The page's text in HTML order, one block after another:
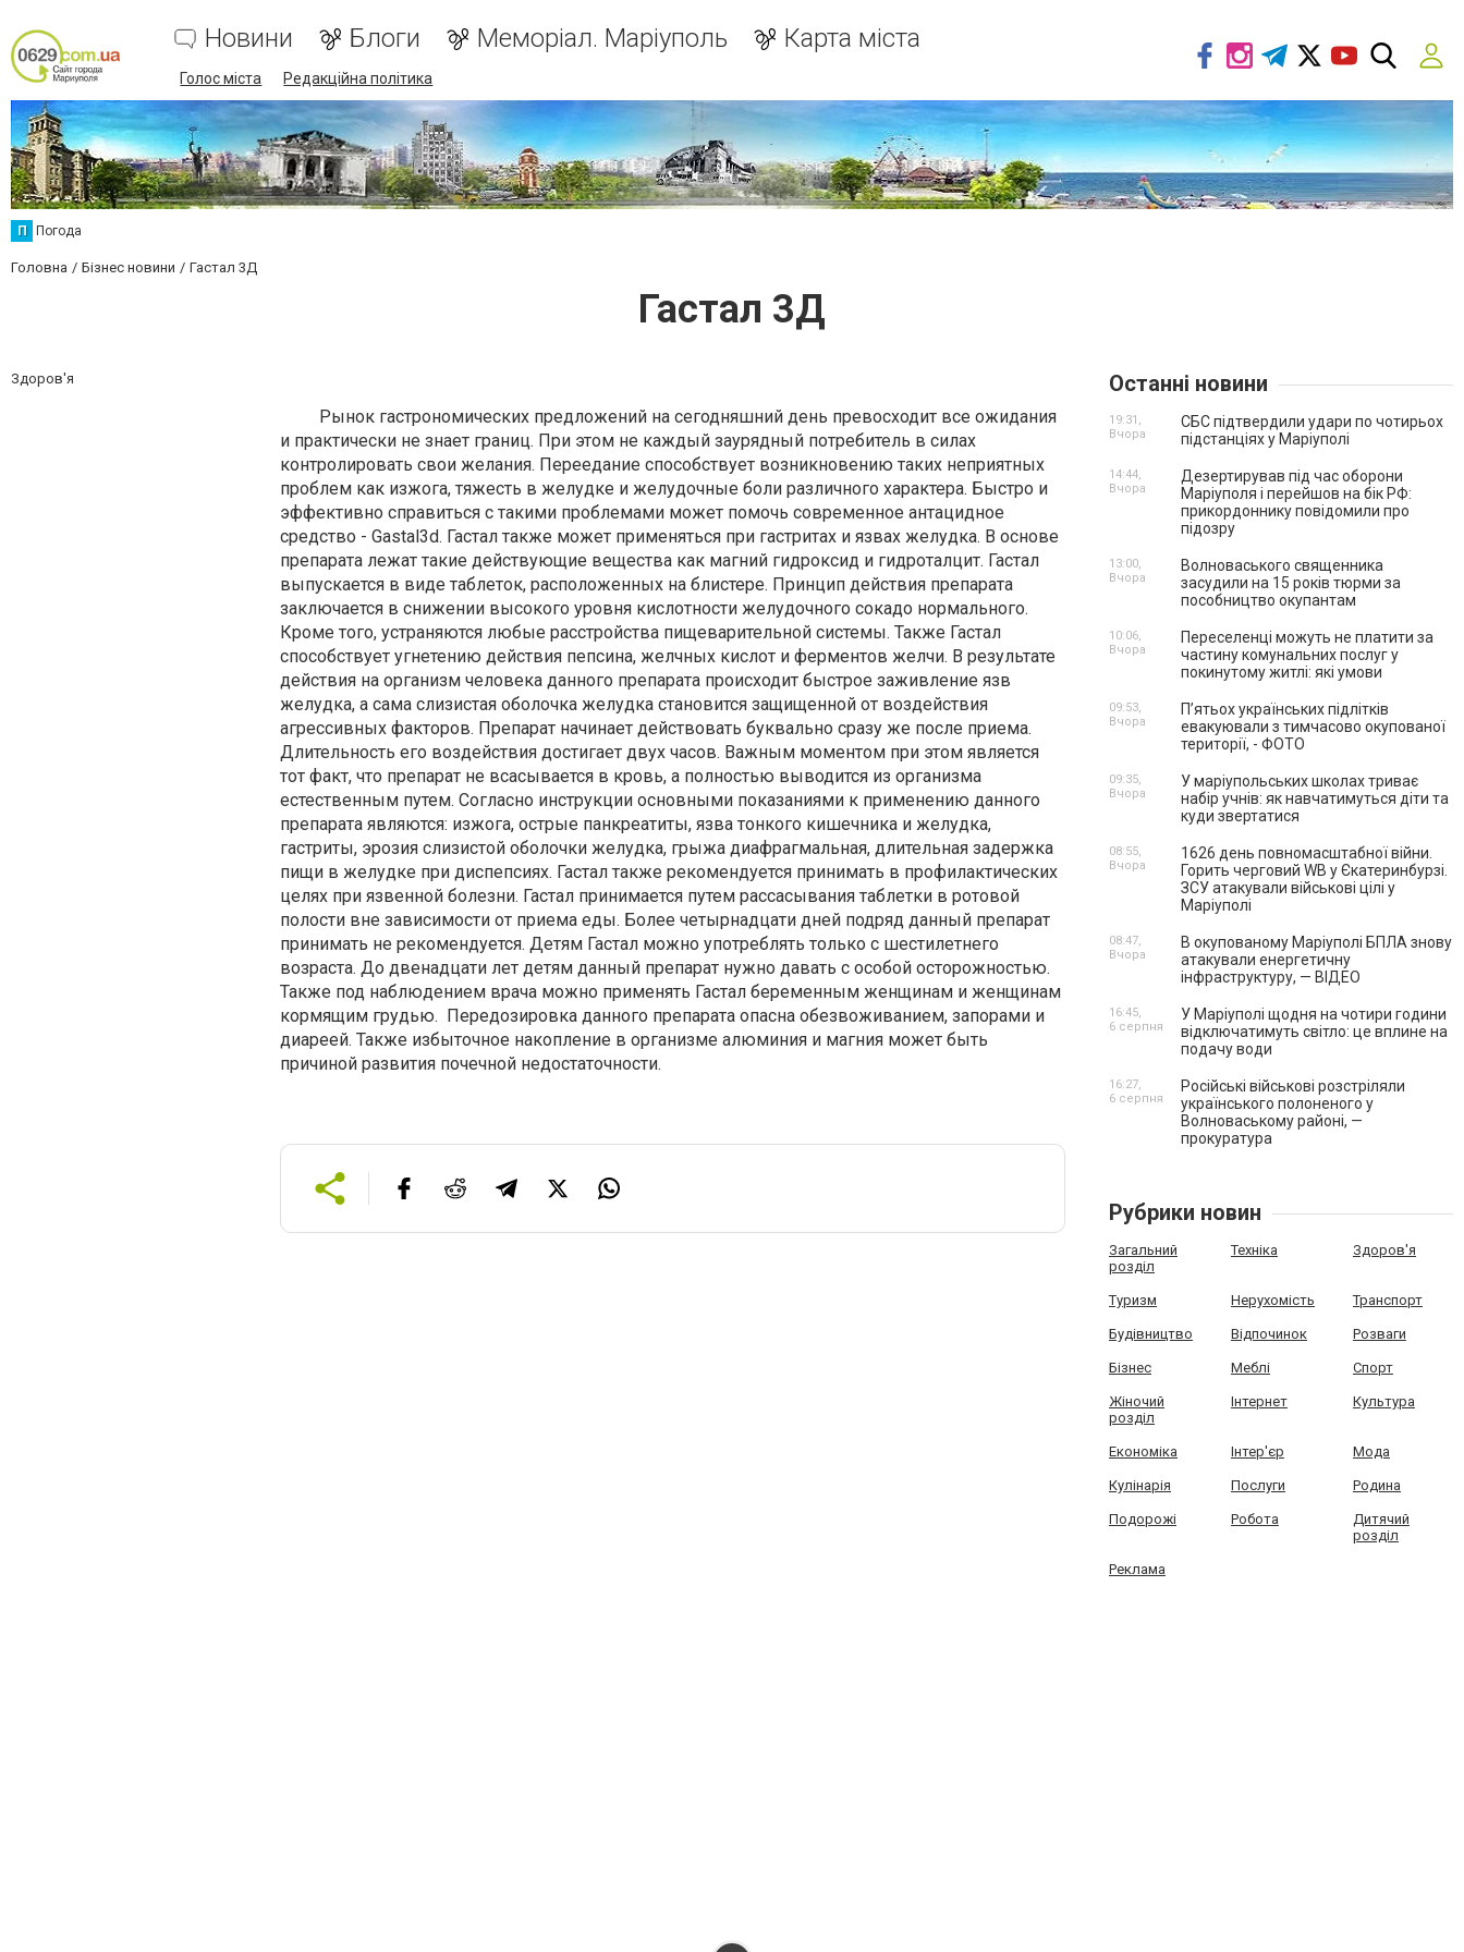
Новини Блоги Меморіал. Маріуполь Карта міста
Голос міста Редакційна політика
П Погода
Головна Бізнес новини Гастал 3Д
Гастал 3Д
Здоров'я
Рынок гастрономических предложений на сегодняшний день превосходит все ожидания
и практически не знает границ. При этом не каждый заурядный потребитель в силах
контролировать свои желания. Переедание способствует возникновению таких неприятных
проблем как изжога, тяжесть в желудке и желудочные боли различного характера. Быстро и
эффективно справиться с такими проблемами может помочь современное антацидное
средство - Gastal3d. Гастал также может применяться при гастритах и язвах желудка. В основе
препарата лежат такие действующие вещества как магний гидроксид и гидроталцит. Гастал
выпускается в виде таблеток, расположенных на блистере. Принцип действия препарата
заключается в снижении высокого уровня кислотности желудочного сокадо нормального.
Кроме того, устраняются любые расстройства пищеварительной системы. Также Гастал
способствует угнетению действия пепсина, желчных кислот и ферментов желчи. В результате
действия на организм человека данного препарата происходит быстрое заживление язв
желудка, а сама слизистая оболочка желудка становится защищенной от воздействия
агрессивных факторов. Препарат начинает действовать буквально сразу же после приема.
Длительность его воздействия достигает двух часов. Важным моментом при этом является
тот факт, что препарат не всасывается в кровь, а полностью выводится из организма
естественным путем. Согласно инструкции основными показаниями к применению данного
препарата являются: изжога, острые панкреатиты, язва тонкого кишечника и желудка,
гастриты, эрозия слизистой оболочки желудка, грыжа диафрагмальная, длительная задержка
пищи в желудке при диспепсиях. Гастал также рекомендуется принимать в профилактических
целях при язвенной болезни. Гастал принимается путем рассасывания таблетки в ротовой
полости вне зависимости от приема еды. Более четырнадцати дней подряд данный препарат
принимать не рекомендуется. Детям Гастал можно употреблять только с шестилетнего
возраста. До двенадцати лет детям данный препарат нужно давать с особой осторожностью.
Также под наблюдением врача можно применять Гастал беременным женщинам и женщинам
кормящим грудью. Передозировка данного препарата опасна обезвоживанием, запорами и
диареей. Также избыточное накопление в организме алюминия и магния может быть
причиной развития почечной недостаточности.
Останні новини
СБС підтвердили удари по чотирьох
підстанціях у Маріуполі
19:31,
Вчора
Дезертирував під час оборони
Маріуполя і перейшов на бік РФ:
прикордоннику повідомили про
підозру
14:44,
Вчора
Волноваського священника
засудили на 15 років тюрми за
пособництво окупантам
13:00,
Вчора
Переселенці можуть не платити за
частину комунальних послуг у
покинутому житлі: які умови
10:06,
Вчора
П’ятьох українських підлітків
евакуювали з тимчасово окупованої
території, - ФОТО
09:53,
Вчора
У маріупольських школах триває
набір учнів: як навчатимуться діти та
куди звертатися
09:35,
Вчора
1626 день повномасштабної війни.
Горить черговий WB у Єкатеринбурзі.
ЗСУ атакували військові цілі у
Маріуполі
08:55,
Вчора
В окупованому Маріуполі БПЛА знову
атакували енергетичну
інфраструктуру, — ВІДЕО
08:47,
Вчора
У Маріуполі щодня на чотири години
відключатимуть світло: це вплине на
подачу води
16:45,
6 серпня
Російські військові розстріляли
українського полоненого у
Волноваському районі, —
прокуратура
16:27,
6 серпня
Рубрики новин
Загальний
розділ
Техніка Здоров'я
Туризм Нерухомість Транспорт
Будівництво Відпочинок Розваги
Бізнес Меблі Спорт
Жіночий
розділ
Інтернет Культура
Економіка Інтер'єр Мода
Кулінарія Послуги Родина
Подорожі Робота
Дитячий
розділ
Реклама